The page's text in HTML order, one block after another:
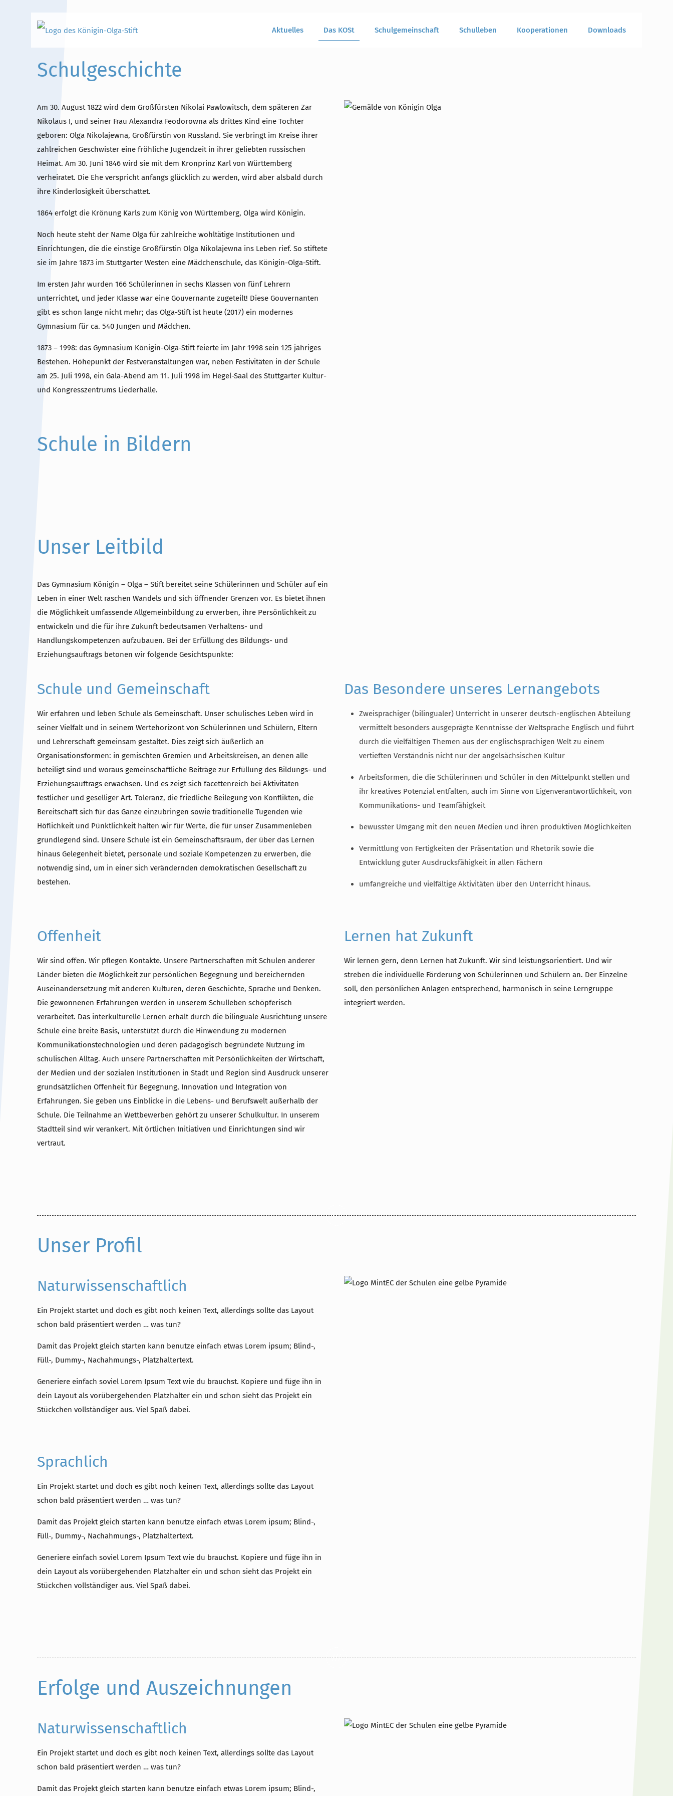
Speiseplan Alt + Shift + S
Kalender Alt + Shift + K
Kontakte / Sekretariat Alt + Shift + C
Aktuelles Das KOSt Schulgemeinschaft Schulleben Kooperationen Downloads
Schulgeschichte
Am 30. August 1822 wird dem Großfürsten Nikolai Pawlowitsch, dem späteren Zar
Nikolaus I, und seiner Frau Alexandra Feodorowna als drittes Kind eine Tochter
geboren: Olga Nikolajewna, Großfürstin von Russland. Sie verbringt im Kreise ihrer
zahlreichen Geschwister eine fröhliche Jugendzeit in ihrer geliebten russischen
Heimat. Am 30. Juni 1846 wird sie mit dem Kronprinz Karl von Württemberg
verheiratet. Die Ehe verspricht anfangs glücklich zu werden, wird aber alsbald durch
ihre Kinderlosigkeit überschattet.
1864 erfolgt die Krönung Karls zum König von Württemberg, Olga wird Königin.
Noch heute steht der Name Olga für zahlreiche wohltätige Institutionen und
Einrichtungen, die die einstige Großfürstin Olga Nikolajewna ins Leben rief. So stiftete
sie im Jahre 1873 im Stuttgarter Westen eine Mädchenschule, das Königin-Olga-Stift.
Im ersten Jahr wurden 166 Schülerinnen in sechs Klassen von fünf Lehrern
unterrichtet, und jeder Klasse war eine Gouvernante zugeteilt! Diese Gouvernanten
gibt es schon lange nicht mehr; das Olga-Stift ist heute (2017) ein modernes
Gymnasium für ca. 540 Jungen und Mädchen.
1873 – 1998: das Gymnasium Königin-Olga-Stift feierte im Jahr 1998 sein 125 jähriges
Bestehen. Höhepunkt der Festveranstaltungen war, neben Festivitäten in der Schule
am 25. Juli 1998, ein Gala-Abend am 11. Juli 1998 im Hegel-Saal des Stuttgarter Kultur-
und Kongresszentrums Liederhalle.
Schule in Bildern
Unser Leitbild
Das Gymnasium Königin – Olga – Stift bereitet seine Schülerinnen und Schüler auf ein
Leben in einer Welt raschen Wandels und sich öffnender Grenzen vor. Es bietet ihnen
die Möglichkeit umfassende Allgemeinbildung zu erwerben, ihre Persönlichkeit zu
entwickeln und die für ihre Zukunft bedeutsamen Verhaltens- und
Handlungskompetenzen aufzubauen. Bei der Erfüllung des Bildungs- und
Erziehungsauftrags betonen wir folgende Gesichtspunkte:
Schule und Gemeinschaft
Wir erfahren und leben Schule als Gemeinschaft. Unser schulisches Leben wird in
seiner Vielfalt und in seinem Wertehorizont von Schülerinnen und Schülern, Eltern
und Lehrerschaft gemeinsam gestaltet. Dies zeigt sich äußerlich an
Organisationsformen: in gemischten Gremien und Arbeitskreisen, an denen alle
beteiligt sind und woraus gemeinschaftliche Beiträge zur Erfüllung des Bildungs- und
Erziehungsauftrags erwachsen. Und es zeigt sich facettenreich bei Aktivitäten
festlicher und geselliger Art. Toleranz, die friedliche Beilegung von Konflikten, die
Bereitschaft sich für das Ganze einzubringen sowie traditionelle Tugenden wie
Höflichkeit und Pünktlichkeit halten wir für Werte, die für unser Zusammenleben
grundlegend sind. Unsere Schule ist ein Gemeinschaftsraum, der über das Lernen
hinaus Gelegenheit bietet, personale und soziale Kompetenzen zu erwerben, die
notwendig sind, um in einer sich verändernden demokratischen Gesellschaft zu
bestehen.
Das Besondere unseres Lernangebots
Zweisprachiger (bilingualer) Unterricht in unserer deutsch-englischen Abteilung
vermittelt besonders ausgeprägte Kenntnisse der Weltsprache Englisch und führt
durch die vielfältigen Themen aus der englischsprachigen Welt zu einem
vertieften Verständnis nicht nur der angelsächsischen Kultur
Arbeitsformen, die die Schülerinnen und Schüler in den Mittelpunkt stellen und
ihr kreatives Potenzial entfalten, auch im Sinne von Eigenverantwortlichkeit, von
Kommunikations- und Teamfähigkeit
bewusster Umgang mit den neuen Medien und ihren produktiven Möglichkeiten
Vermittlung von Fertigkeiten der Präsentation und Rhetorik sowie die
Entwicklung guter Ausdrucksfähigkeit in allen Fächern
umfangreiche und vielfältige Aktivitäten über den Unterricht hinaus.
Offenheit
Wir sind offen. Wir pflegen Kontakte. Unsere Partnerschaften mit Schulen anderer
Länder bieten die Möglichkeit zur persönlichen Begegnung und bereichernden
Auseinandersetzung mit anderen Kulturen, deren Geschichte, Sprache und Denken.
Die gewonnenen Erfahrungen werden in unserem Schulleben schöpferisch
verarbeitet. Das interkulturelle Lernen erhält durch die bilinguale Ausrichtung unsere
Schule eine breite Basis, unterstützt durch die Hinwendung zu modernen
Kommunikationstechnologien und deren pädagogisch begründete Nutzung im
schulischen Alltag. Auch unsere Partnerschaften mit Persönlichkeiten der Wirtschaft,
der Medien und der sozialen Institutionen in Stadt und Region sind Ausdruck unserer
grundsätzlichen Offenheit für Begegnung, Innovation und Integration von
Erfahrungen. Sie geben uns Einblicke in die Lebens- und Berufswelt außerhalb der
Schule. Die Teilnahme an Wettbewerben gehört zu unserer Schulkultur. In unserem
Stadtteil sind wir verankert. Mit örtlichen Initiativen und Einrichtungen sind wir
vertraut.
Lernen hat Zukunft
Wir lernen gern, denn Lernen hat Zukunft. Wir sind leistungsorientiert. Und wir
streben die individuelle Förderung von Schülerinnen und Schülern an. Der Einzelne
soll, den persönlichen Anlagen entsprechend, harmonisch in seine Lerngruppe
integriert werden.
///
Unser Profil
Naturwissenschaftlich
Ein Projekt startet und doch es gibt noch keinen Text, allerdings sollte das Layout
schon bald präsentiert werden … was tun?
Damit das Projekt gleich starten kann benutze einfach etwas Lorem ipsum; Blind-,
Füll-, Dummy-, Nachahmungs-, Platzhaltertext.
Generiere einfach soviel Lorem Ipsum Text wie du brauchst. Kopiere und füge ihn in
dein Layout als vorübergehenden Platzhalter ein und schon sieht das Projekt ein
Stückchen vollständiger aus. Viel Spaß dabei.
Sprachlich
Ein Projekt startet und doch es gibt noch keinen Text, allerdings sollte das Layout
schon bald präsentiert werden … was tun?
Damit das Projekt gleich starten kann benutze einfach etwas Lorem ipsum; Blind-,
Füll-, Dummy-, Nachahmungs-, Platzhaltertext.
Generiere einfach soviel Lorem Ipsum Text wie du brauchst. Kopiere und füge ihn in
dein Layout als vorübergehenden Platzhalter ein und schon sieht das Projekt ein
Stückchen vollständiger aus. Viel Spaß dabei.
///
Erfolge und Auszeichnungen
Naturwissenschaftlich
Ein Projekt startet und doch es gibt noch keinen Text, allerdings sollte das Layout
schon bald präsentiert werden … was tun?
Damit das Projekt gleich starten kann benutze einfach etwas Lorem ipsum; Blind-,